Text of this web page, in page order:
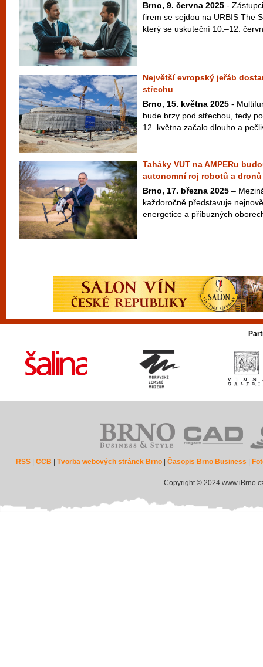
Brno, 9. června 2025 -
firem se sejdou na URBIS The
který se uskuteční 10.–12.
Největší evropský jeřáb
střechu
Brno, 15. května 2025 -
bude brzy pod střechou, tedy
12. května začalo dlouho a
Taháky VUT na AMPERu
autonomní roj robotů a dronů
Brno, 17. března 2025 –
každoročně představuje
energetice a příbuzných
RSS |CCB |Tvorba webových stránek Brno |Časopis Brno Business
Copyright © 2024